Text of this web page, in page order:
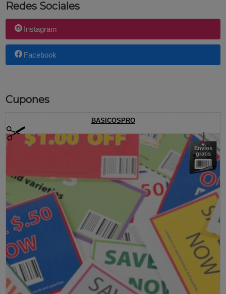
Redes Sociales
Instagram
Facebook
Cupones
BASICOSPRO
Envíos
gratis